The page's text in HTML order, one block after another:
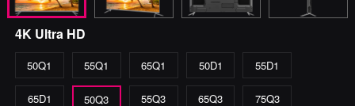
4K Ultra HD
50Q1 55Q1 65Q1 50D1 55D1
65D1 50Q3 55Q3 65Q3 75Q3